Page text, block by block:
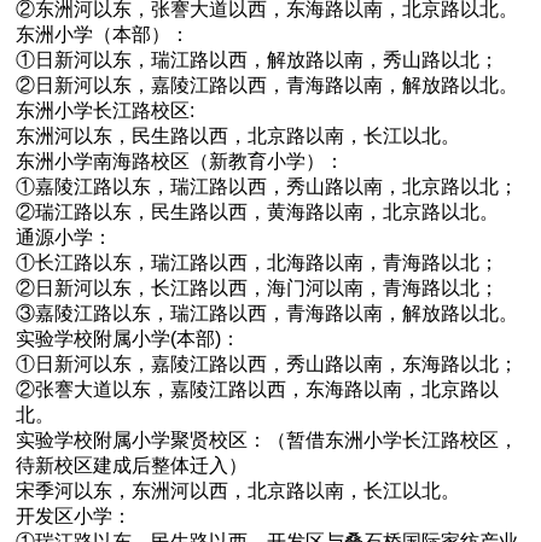
②东洲河以东，张謇大道以西，东海路以南，北京路以北。
东洲小学（本部）：
①日新河以东，瑞江路以西，解放路以南，秀山路以北；
②日新河以东，嘉陵江路以西，青海路以南，解放路以北。
东洲小学长江路校区:
东洲河以东，民生路以西，北京路以南，长江以北。
东洲小学南海路校区（新教育小学）：
①嘉陵江路以东，瑞江路以西，秀山路以南，北京路以北；
②瑞江路以东，民生路以西，黄海路以南，北京路以北。
通源小学：
①长江路以东，瑞江路以西，北海路以南，青海路以北；
②日新河以东，长江路以西，海门河以南，青海路以北；
③嘉陵江路以东，瑞江路以西，青海路以南，解放路以北。
实验学校附属小学(本部)：
①日新河以东，嘉陵江路以西，秀山路以南，东海路以北；
②张謇大道以东，嘉陵江路以西，东海路以南，北京路以
北。
实验学校附属小学聚贤校区：（暂借东洲小学长江路校区，
待新校区建成后整体迁入）
宋季河以东，东洲河以西，北京路以南，长江以北。
开发区小学：